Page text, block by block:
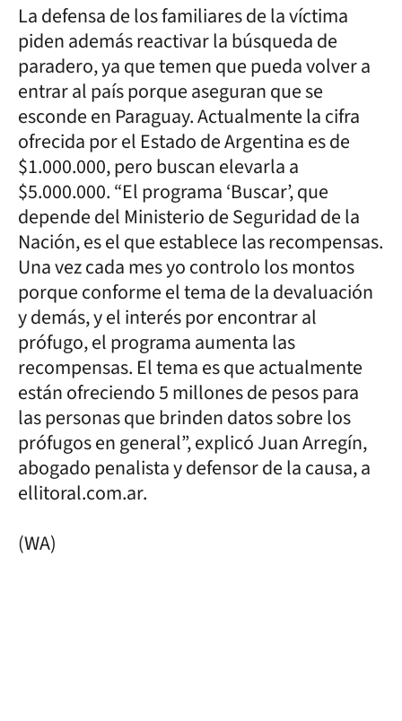
La defensa de los familiares de la víctima
piden además reactivar la búsqueda de
paradero, ya que temen que pueda volver a
entrar al país porque aseguran que se
esconde en Paraguay. Actualmente la cifra
ofrecida por el Estado de Argentina es de
$1.000.000, pero buscan elevarla a
$5.000.000. “El programa ‘Buscar’, que
depende del Ministerio de Seguridad de la
Nación, es el que establece las recompensas.
Una vez cada mes yo controlo los montos
porque conforme el tema de la devaluación
y demás, y el interés por encontrar al
prófugo, el programa aumenta las
recompensas. El tema es que actualmente
están ofreciendo 5 millones de pesos para
las personas que brinden datos sobre los
prófugos en general”, explicó Juan Arregín,
abogado penalista y defensor de la causa, a
ellitoral.com.ar.
(WA)